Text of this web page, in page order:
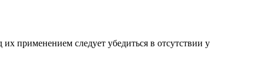
их применением следует убедиться в отсутствии у